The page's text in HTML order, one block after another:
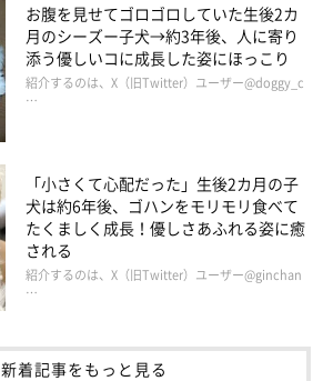
お腹を見せてゴロゴロしていた生後2カ
月のシーズー子犬→約3年後、人に寄り
添う優しいコに成長した姿にほっこり
紹介するのは、X（旧Twitter）ユーザー@doggy_c
…
「小さくて心配だった」生後2カ月の子
犬は約6年後、ゴハンをモリモリ食べて
たくましく成長！優しさあふれる姿に癒
される
紹介するのは、X（旧Twitter）ユーザー@ginchan
…
新着記事をもっと見る